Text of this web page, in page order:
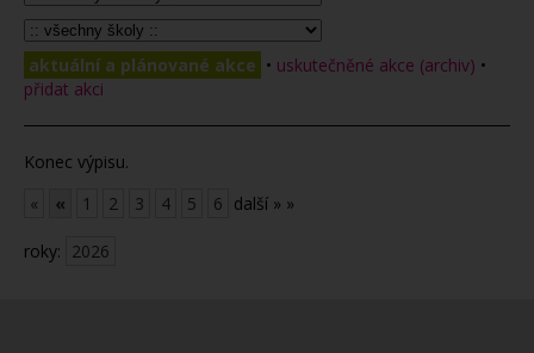
aktuální a plánované akce • uskutečněné akce (archiv) •
přidat akci
Konec výpisu.
«
« 1 2 3 4 5 6 další » »
roky: 2026